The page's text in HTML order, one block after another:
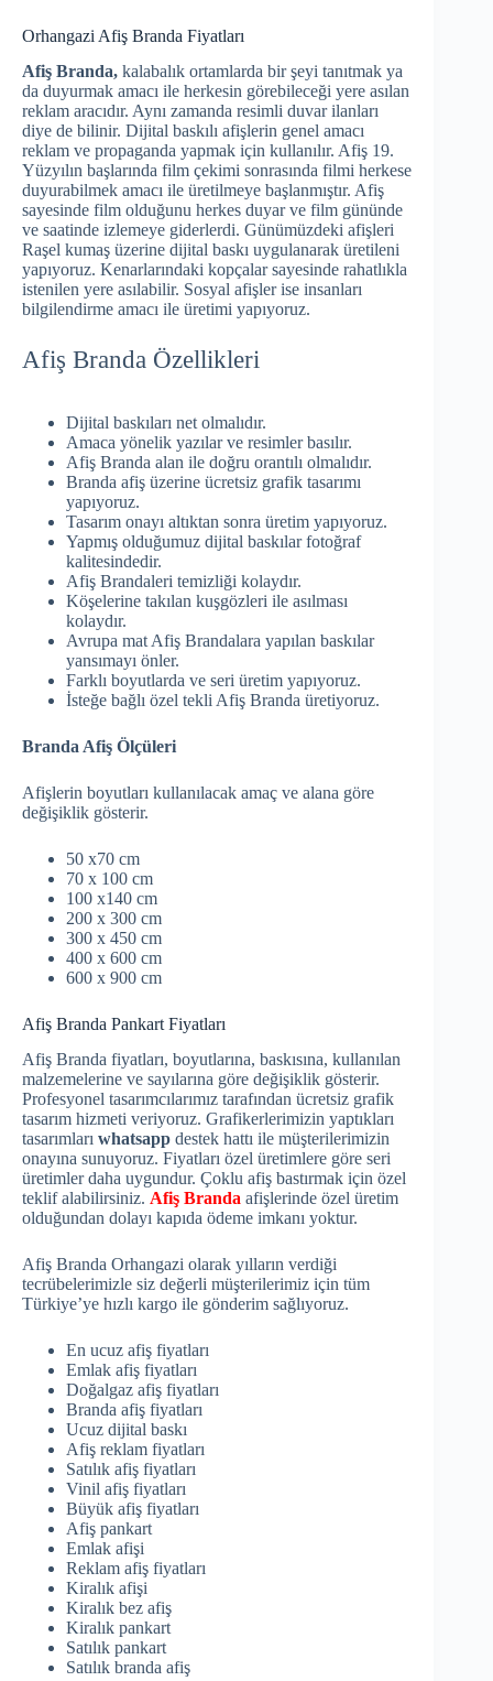
Orhangazi Afiş Branda Fiyatları
Afiş Branda, kalabalık ortamlarda bir şeyi tanıtmak ya
da duyurmak amacı ile herkesin görebileceği yere asılan
reklam aracıdır. Aynı zamanda resimli duvar ilanları
diye de bilinir. Dijital baskılı afişlerin genel amacı
reklam ve propaganda yapmak için kullanılır. Afiş 19.
Yüzyılın başlarında film çekimi sonrasında filmi herkese
duyurabilmek amacı ile üretilmeye başlanmıştır. Afiş
sayesinde film olduğunu herkes duyar ve film gününde
ve saatinde izlemeye giderlerdi. Günümüzdeki afişleri
Raşel kumaş üzerine dijital baskı uygulanarak üretileni
yapıyoruz. Kenarlarındaki kopçalar sayesinde rahatlıkla
istenilen yere asılabilir. Sosyal afişler ise insanları
bilgilendirme amacı ile üretimi yapıyoruz.
Afiş Branda Özellikleri
Dijital baskıları net olmalıdır.
Amaca yönelik yazılar ve resimler basılır.
Afiş Branda alan ile doğru orantılı olmalıdır.
Branda afiş üzerine ücretsiz grafik tasarımı
yapıyoruz.
Tasarım onayı altıktan sonra üretim yapıyoruz.
Yapmış olduğumuz dijital baskılar fotoğraf
kalitesindedir.
Afiş Brandaleri temizliği kolaydır.
Köşelerine takılan kuşgözleri ile asılması
kolaydır.
Avrupa mat Afiş Brandalara yapılan baskılar
yansımayı önler.
Farklı boyutlarda ve seri üretim yapıyoruz.
İsteğe bağlı özel tekli Afiş Branda üretiyoruz.
Branda Afiş Ölçüleri
Afişlerin boyutları kullanılacak amaç ve alana göre
değişiklik gösterir.
50 x70 cm
70 x 100 cm
100 x140 cm
200 x 300 cm
300 x 450 cm
400 x 600 cm
600 x 900 cm
Afiş Branda Pankart Fiyatları
Afiş Branda fiyatları, boyutlarına, baskısına, kullanılan
malzemelerine ve sayılarına göre değişiklik gösterir.
Profesyonel tasarımcılarımız tarafından ücretsiz grafik
tasarım hizmeti veriyoruz. Grafikerlerimizin yaptıkları
tasarımları whatsapp destek hattı ile müşterilerimizin
onayına sunuyoruz. Fiyatları özel üretimlere göre seri
üretimler daha uygundur. Çoklu afiş bastırmak için özel
teklif alabilirsiniz. Afiş Branda afişlerinde özel üretim
olduğundan dolayı kapıda ödeme imkanı yoktur.
Afiş Branda Orhangazi olarak yılların verdiği
tecrübelerimizle siz değerli müşterilerimiz için tüm
Türkiye’ye hızlı kargo ile gönderim sağlıyoruz.
En ucuz afiş fiyatları
Emlak afiş fiyatları
Doğalgaz afiş fiyatları
Branda afiş fiyatları
Ucuz dijital baskı
Afiş reklam fiyatları
Satılık afiş fiyatları
Vinil afiş fiyatları
Büyük afiş fiyatları
Afiş pankart
Emlak afişi
Reklam afiş fiyatları
Kiralık afişi
Kiralık bez afiş
Kiralık pankart
Satılık pankart
Satılık branda afiş